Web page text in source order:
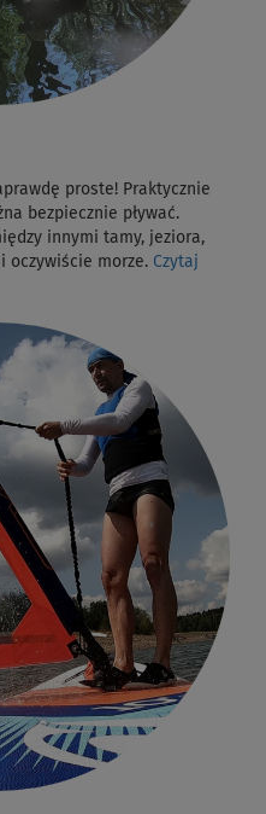
proste! Praktycznie
bezpiecznie pływać.
innymi tamy, jeziora,
oczywiście morze. Czytaj